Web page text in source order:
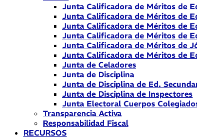
Junta Calificadora de Méritos de
Junta Calificadora de Méritos de
Junta Calificadora de Méritos de
Junta Calificadora de Méritos de
Junta Calificadora de Méritos de
Junta Calificadora de Méritos de
Junta de Celadores
Junta de Disciplina
Junta de Disciplina de Ed.
Junta de Disciplina de Inspectores
Junta Electoral Cuerpos
Transparencia Activa
Responsabilidad Fiscal
RECURSOS